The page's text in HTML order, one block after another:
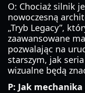
O: Chociaż silnik
nowoczesną
„Tryb Legacy”,
zaawansowane
pozwalając na
starszym, jak
wizualne będą
P: Jak mechanika